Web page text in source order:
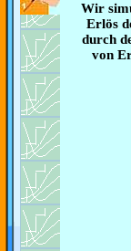
Wir
Erlös
durch
von